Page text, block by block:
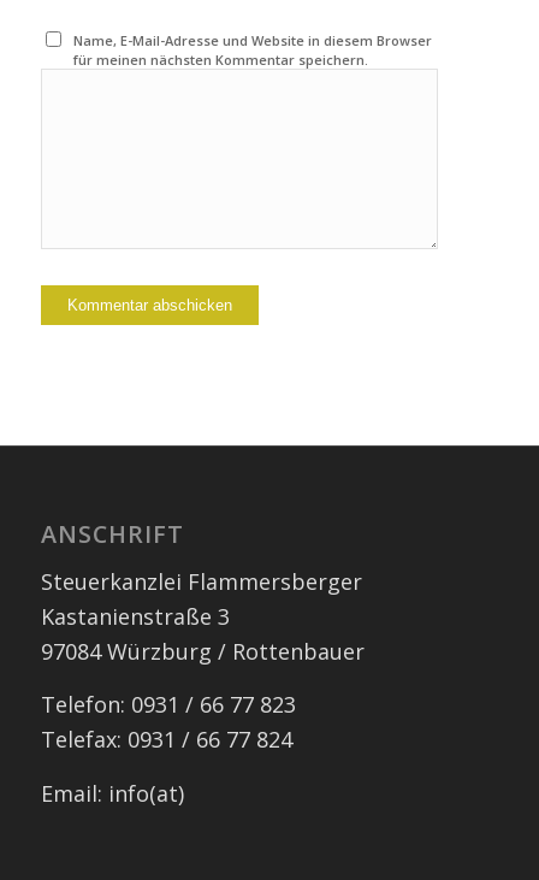
Name, E-Mail-Adresse und Website in diesem Browser
für meinen nächsten Kommentar speichern.
ANSCHRIFT
Steuerkanzlei Flammersberger
Kastanienstraße 3
97084 Würzburg / Rottenbauer
Telefon: 0931 / 66 77 823
Telefax: 0931 / 66 77 824
Email: info(at)